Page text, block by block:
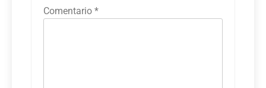
Comentario *